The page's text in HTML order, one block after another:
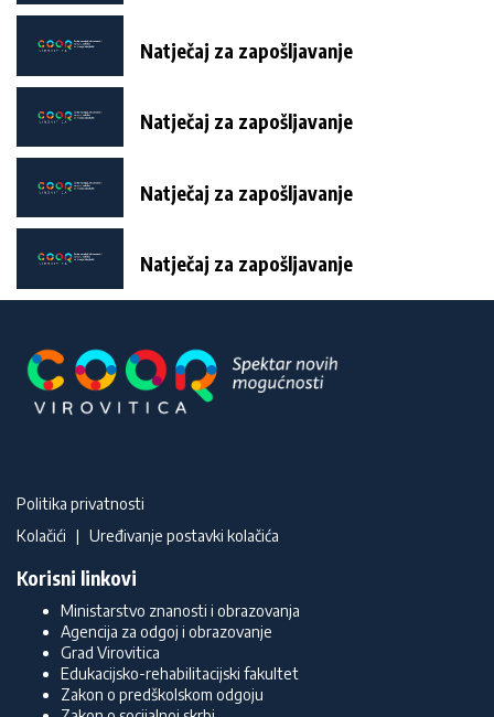
Natječaj za zapošljavanje
Natječaj za zapošljavanje
Natječaj za zapošljavanje
Natječaj za zapošljavanje
Politika privatnosti
Kolačići | Uređivanje postavki kolačića
Korisni linkovi
Ministarstvo znanosti i obrazovanja
Agencija za odgoj i obrazovanje
Grad Virovitica
Edukacijsko-rehabilitacijski fakultet
Zakon o predškolskom odgoju